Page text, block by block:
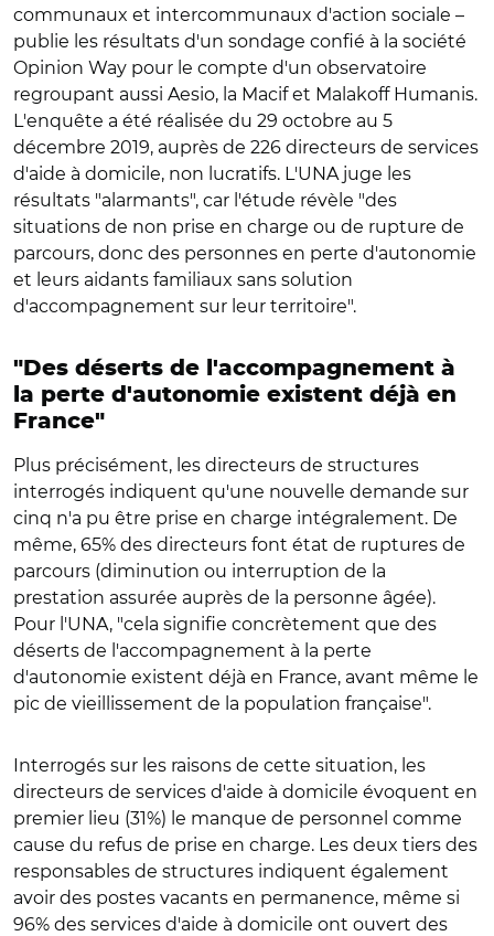
communaux et intercommunaux d'action sociale –
publie les résultats d'un sondage confié à la société
Opinion Way pour le compte d'un observatoire
regroupant aussi Aesio, la Macif et Malakoff Humanis.
L'enquête a été réalisée du 29 octobre au 5
décembre 2019, auprès de 226 directeurs de services
d'aide à domicile, non lucratifs. L'UNA juge les
résultats "alarmants", car l'étude révèle "des
situations de non prise en charge ou de rupture de
parcours, donc des personnes en perte d'autonomie
et leurs aidants familiaux sans solution
d'accompagnement sur leur territoire".
"Des déserts de l'accompagnement à
la perte d'autonomie existent déjà en
France"
Plus précisément, les directeurs de structures
interrogés indiquent qu'une nouvelle demande sur
cinq n'a pu être prise en charge intégralement. De
même, 65% des directeurs font état de ruptures de
parcours (diminution ou interruption de la
prestation assurée auprès de la personne âgée).
Pour l'UNA, "cela signifie concrètement que des
déserts de l'accompagnement à la perte
d'autonomie existent déjà en France, avant même le
pic de vieillissement de la population française".
Interrogés sur les raisons de cette situation, les
directeurs de services d'aide à domicile évoquent en
premier lieu (31%) le manque de personnel comme
cause du refus de prise en charge. Les deux tiers des
responsables de structures indiquent également
avoir des postes vacants en permanence, même si
96% des services d'aide à domicile ont ouvert des